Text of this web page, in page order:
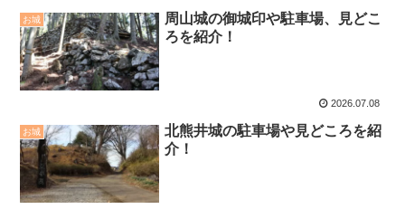
お城
周山城の御城印や駐車場、見どこ
ろを紹介！
2026.07.08
お城
北熊井城の駐車場や見どころを紹
介！